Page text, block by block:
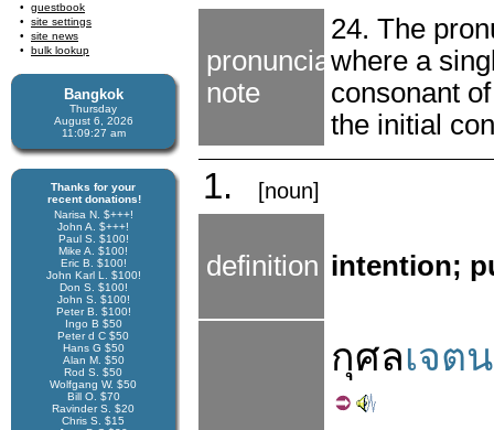
guestbook
site settings
site news
bulk lookup
Bangkok
Thursday
August 6, 2026
11:09:27 am
Thanks for your
recent donations!
Narisa N. $+++!
John A. $+++!
Paul S. $100!
Mike A. $100!
Eric B. $100!
John Karl L. $100!
Don S. $100!
John S. $100!
Peter B. $100!
Ingo B $50
Peter d C $50
Hans G $50
Alan M. $50
Rod S. $50
Wolfgang W. $50
Bill O. $70
Ravinder S. $20
Chris S. $15
pronunciation
note
24. The
where a
consonant
the initial
1. [noun]
definition intention;
กุศลเจต